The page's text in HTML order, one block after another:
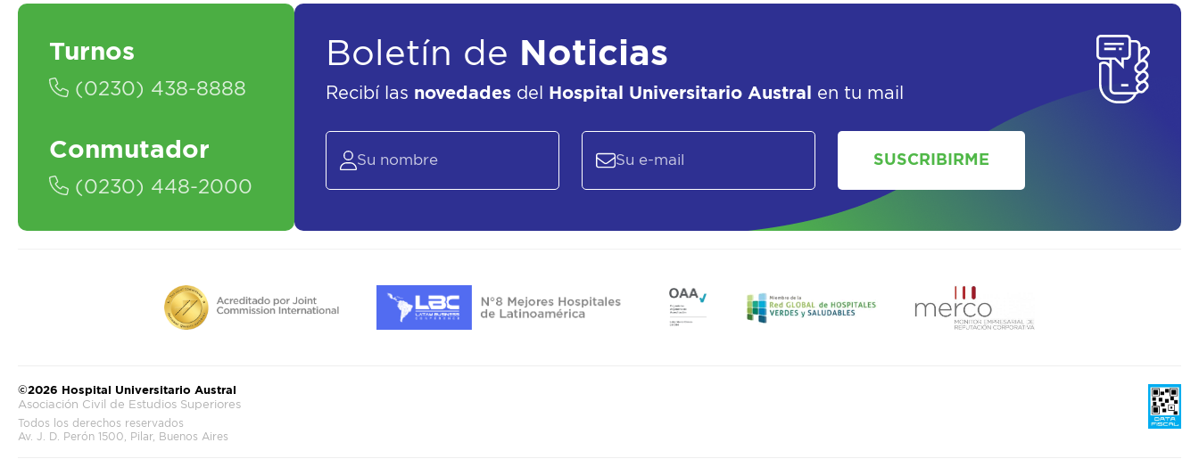
Turnos
(0230) 438-8888
Conmutador
(0230) 448-2000
Boletín de Noticias
Recibí las novedades del Hospital Universitario Austral en tu mail
SUSCRIBIRME
©2026 Hospital Universitario Austral
Asociación Civil de Estudios Superiores
Todos los derechos reservados
Av. J. D. Perón 1500, Pilar, Buenos Aires